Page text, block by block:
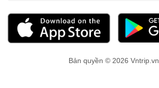
Bản quyền © 2026 Vntrip.vn